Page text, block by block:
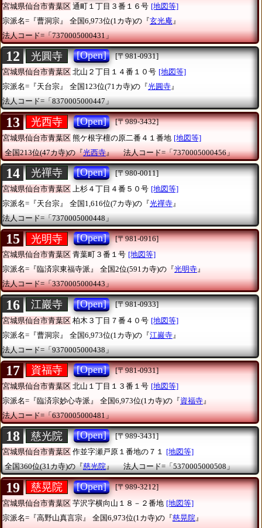
宮城県仙台市青葉区 通町１丁目３番１６号 [地図等]
宗派名=『曹洞宗』
全国6,973位(1カ寺)の『玄光庵 』
法人コード=「7370005000431」
12 光圓寺 [Open]
[〒981-0931]
宮城県仙台市青葉区 北山２丁目１４番１０号 [地図等]
宗派名=『天台宗』
全国123位(71カ寺)の『光圓寺』
法人コード=「8370005000447」
13 光西寺 [Open]
[〒989-3432]
宮城県仙台市青葉区 熊ケ根字檀の原二番４１番地 [地図等]
全国213位(47カ寺)の『光西寺』 法人コード=「7370005000456」
14 光禪寺 [Open]
[〒980-0011]
宮城県仙台市青葉区 上杉４丁目４番５０号 [地図等]
宗派名=『天台宗』
全国1,616位(7カ寺)の『光禪寺 』
法人コード=「7370005000448」
15 光明寺 [Open]
[〒981-0916]
宮城県仙台市青葉区 青葉町３番１号 [地図等]
宗派名=『臨済宗東福寺派』
全国2位(591カ寺)の『光明寺』
法人コード=「3370005000443」
16 江巖寺 [Open]
[〒981-0933]
宮城県仙台市青葉区 柏木３丁目７番４０号 [地図等]
宗派名=『曹洞宗』
全国6,973位(1カ寺)の『江巖寺 』
法人コード=「9370005000438」
17 資福寺 [Open]
[〒981-0931]
宮城県仙台市青葉区 北山１丁目１３番１号 [地図等]
宗派名=『臨済宗妙心寺派』
全国6,973位(1カ寺)の『資福寺 』
法人コード=「6370005000481」
18 慈光院 [Open]
[〒989-3431]
宮城県仙台市青葉区 作並字瀬戸原１番地の７１ [地図等]
全国360位(31カ寺)の『慈光院』 法人コード=「5370005000508」
19 慈晃院 [Open]
[〒989-3212]
宮城県仙台市青葉区 芋沢字横向山１８－２番地 [地図等]
宗派名=『高野山真言宗』
全国6,973位(1カ寺)の『慈晃院 』